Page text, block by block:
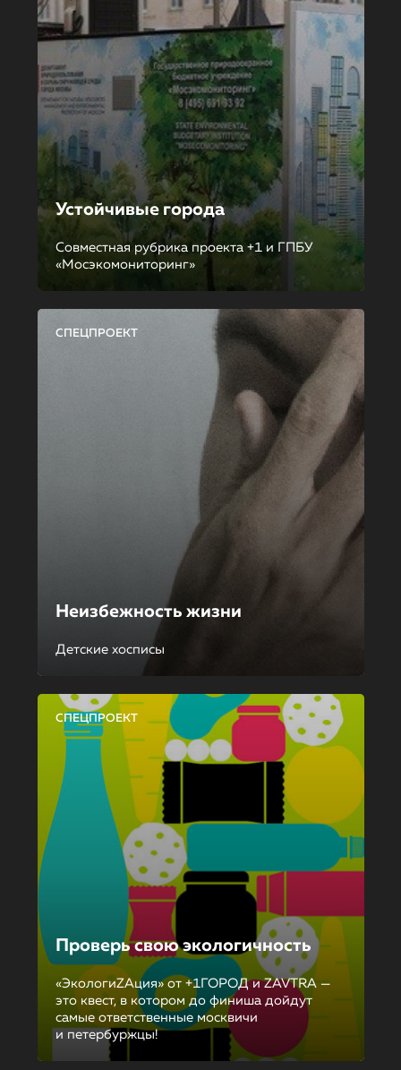
Устойчивые города
Совместная рубрика проекта +1 и ГПБУ
«Мосэкомониторинг»
СПЕЦПРОЕКТ
Неизбежность жизни
Детские хосписы
СПЕЦПРОЕКТ
Проверь свою экологичность
«ЭкологиZAция» от +1ГОРОД и ZAVTRA —
это квест, в котором до финиша дойдут
самые ответственные москвичи
и петербуржцы!